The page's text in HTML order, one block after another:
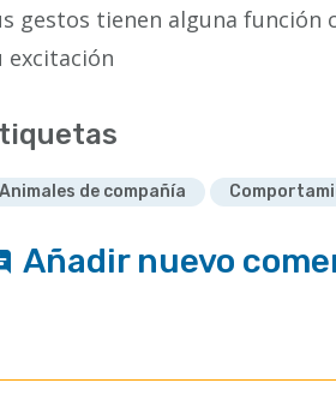
gestos tienen alguna función
excitación
Animales de compañía
Añadir nuevo